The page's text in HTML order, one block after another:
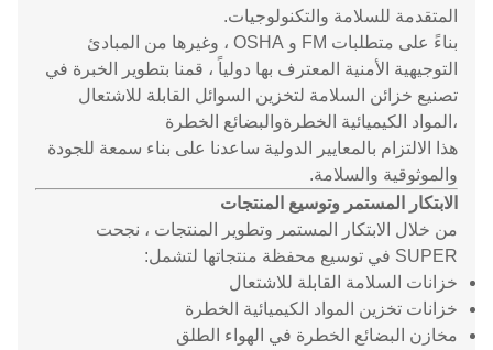
المتقدمة للسلامة والتكنولوجيات.
بناءً على متطلبات FM و OSHA ، وغيرها من المبادئ
التوجيهية الأمنية المعترف بها دولياً ، قمنا بتطوير الخبرة في
تصنيع خزائن السلامة لتخزين السوائل القابلة للاشتعال
،المواد الكيميائية الخطرةوالبضائع الخطرة
هذا الالتزام بالمعايير الدولية ساعدنا على بناء سمعة للجودة
والموثوقية والسلامة.
الابتكار المستمر وتوسيع المنتجات
من خلال الابتكار المستمر وتطوير المنتجات ، نجحت
SUPER في توسيع محفظة منتجاتها لتشمل:
خزانات السلامة القابلة للاشتعال
خزانات تخزين المواد الكيميائية الخطرة
مخازن البضائع الخطرة في الهواء الطلق